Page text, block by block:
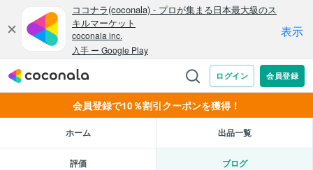
会員登録で10％割引クーポンを獲得！
ホーム 出品一覧
評価 ブログ